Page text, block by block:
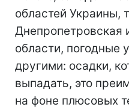
областей Украины,
Днепропетровская
области, погодные
другими: осадки,
выпадать, это
на фоне плюсовых